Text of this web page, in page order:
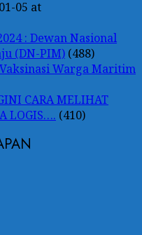
: Dewan Nasional
(DN-PIM) (488)
Warga Maritim
CARA MELIHAT
LOGIS…. (410)